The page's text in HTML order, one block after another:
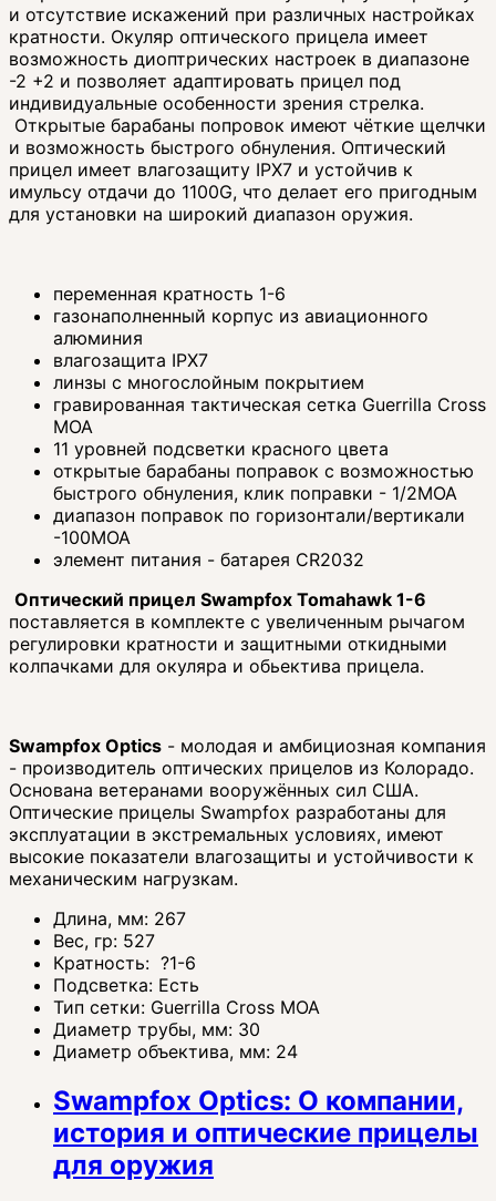
и отсутствие искажений при различных настройках
кратности. Окуляр оптического прицела имеет
возможность диоптрических настроек в диапазоне
-2 +2 и позволяет адаптировать прицел под
индивидуальные особенности зрения стрелка.
Открытые барабаны попровок имеют чёткие щелчки
и возможность быстрого обнуления. Оптический
прицел имеет влагозащиту IPX7 и устойчив к
имульсу отдачи до 1100G, что делает его пригодным
для установки на широкий диапазон оружия.
переменная кратность 1-6
газонаполненный корпус из авиационного
алюминия
влагозащита IPX7
линзы с многослойным покрытием
гравированная тактическая сетка Guerrilla Cross
MOA
11 уровней подсветки красного цвета
открытые барабаны поправок с возможностью
быстрого обнуления, клик поправки - 1/2MOA
диапазон поправок по горизонтали/вертикали
-100MOA
элемент питания - батарея CR2032
Оптический прицел Swampfox Tomahawk 1-6
поставляется в комплекте с увеличенным рычагом
регулировки кратности и защитными откидными
колпачками для окуляра и обьектива прицела.
Swampfox Optics - молодая и амбициозная компания
- производитель оптических прицелов из Колорадо.
Основана ветеранами вооружённых сил США.
Оптические прицелы Swampfox разработаны для
эксплуатации в экстремальных условиях, имеют
высокие показатели влагозащиты и устойчивости к
механическим нагрузкам.
Длина, мм: 267
Вес, гр: 527
Кратность: ?1-6
Подсветка: Есть
Тип сетки: Guerrilla Cross MOA
Диаметр трубы, мм: 30
Диаметр объектива, мм: 24
Swampfox Optics: О компании,
история и оптические прицелы
для оружия